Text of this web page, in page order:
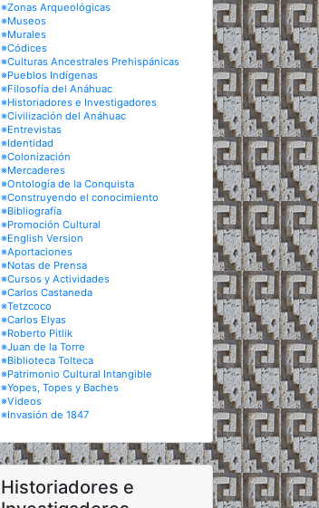
※Zonas Arqueológicas
※Museos
※Murales
※Códices
※Culturas Ancestrales Prehispánicas
※Pueblos Indígenas
※Filosofía del Anáhuac
※Historiadores e Investigadores
※Civilización del Anáhuac
※Entrevistas
※Identidad
※Colonización
※Mercaderes
※Ontología de la Conquista
※Construyendo el conocimiento
※Bibliografía
※Promoción Cultural
※English Version
※Aportaciones
※Notas de Prensa
※Cursos y Actividades
※Carlos Castaneda
※Tetzcoco
※Carlos Elyas
※Roberto Pitlik
※Juan de la Torre
※Biblioteca Tolteca
※Patrimonio Cultural Intangible
※Yopes, Topes y Baches
※Videos
※Invasión de 1847
Historiadores e